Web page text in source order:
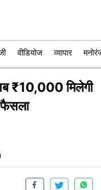
वीडियोज व्यापार
₹10,000 मिलेगी
फैसला